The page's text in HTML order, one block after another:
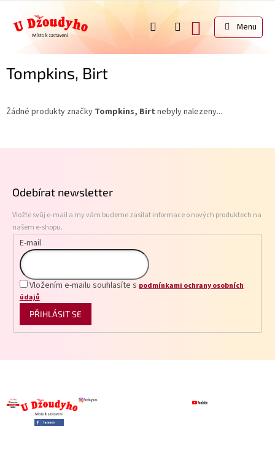
obsah
NÁKUPNÍ
KOŠÍK
Tompkins, Birt
Žádné produkty značky Tompkins, Birt nebyly nalezeny...
Odebírat newsletter
Vložte svůj e-mail a my vám budeme zasílat informace o nových produktech na
našem e-shopu.
E-mail
Vložením e-mailu souhlasíte s podmínkami ochrany osobních
údajů
PŘIHLÁSIT SE